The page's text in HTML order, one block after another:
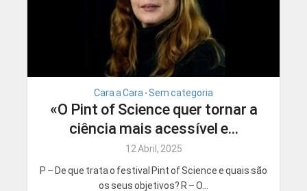
Cara a Cara • Sem categoria
«O Pint of Science quer tornar a
ciência mais acessível e...
12 Abril, 2025
P – De que trata o festival Pint of Science e quais são
os seus objetivos? R – O...